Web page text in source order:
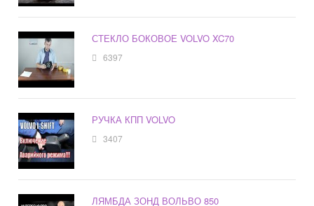
СТЕКЛО БОКОВОЕ VOLVO XC70
6397
РУЧКА КПП VOLVO
3407
ЛЯМБДА ЗОНД ВОЛЬВО 850